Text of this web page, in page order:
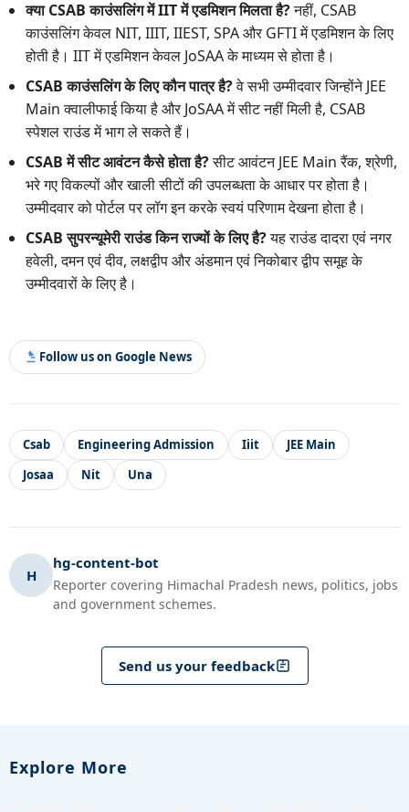
क्या CSAB काउंसलिंग में IIT में एडमिशन मिलता है?नहीं, CSAB
काउंसलिंग केवल NIT, IIIT, IIEST, SPA और GFTI में एडमिशन के लिए
होती है। IIT में एडमिशन केवल JoSAA के माध्यम से होता है।
CSAB काउंसलिंग के लिए कौन पात्र है?वे सभी उम्मीदवार जिन्होंने JEE
Main क्वालीफाई किया है और JoSAA में सीट नहीं मिली है, CSAB
स्पेशल राउंड में भाग ले सकते हैं।
CSAB में सीट आवंटन कैसे होता है?सीट आवंटन JEE Main रैंक, श्रेणी,
भरे गए विकल्पों और खाली सीटों की उपलब्धता के आधार पर होता है।
उम्मीदवार को पोर्टल पर लॉग इन करके स्वयं परिणाम देखना होता है।
CSAB सुपरन्यूमेरी राउंड किन राज्यों के लिए है?यह राउंड दादरा एवं नगर
हवेली, दमन एवं दीव, लक्षद्वीप और अंडमान एवं निकोबार द्वीप समूह के
उम्मीदवारों के लिए है।
Follow us on Google News
Csab Engineering Admission Iiit
JEE Main
Josaa
Nit Una
H
hg-content-bot
Reporter covering Himachal Pradesh news, politics, jobs
and government schemes.
Send us your feedback
Explore More